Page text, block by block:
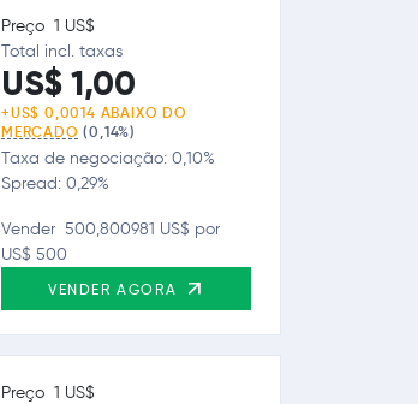
Preço 1 US$
Total incl. taxas
US$ 1,00
+US$ 0,0014 ABAIXO DO
MERCADO (0,14%)
Taxa de negociação: 0,10%
Spread: 0,29%
Vender 500,800981 US$ por
US$ 500
VENDER AGORA
Preço 1 US$